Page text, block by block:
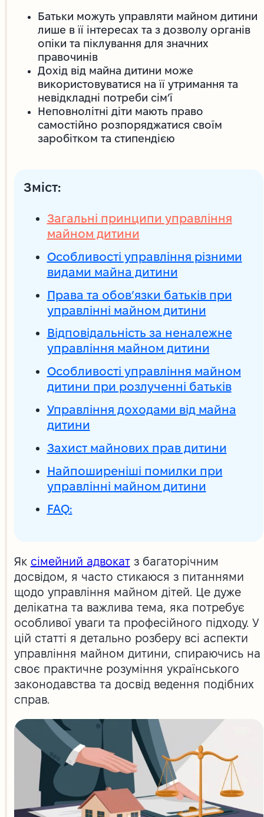
Батьки можуть управляти майном дитини
лише в її інтересах та з дозволу органів
опіки та піклування для значних
правочинів
Дохід від майна дитини може
використовуватися на її утримання та
невідкладні потреби сім’ї
Неповнолітні діти мають право
самостійно розпоряджатися своїм
заробітком та стипендією
Зміст:
Загальні принципи управління
майном дитини
Особливості управління різними
видами майна дитини
Права та обов’язки батьків при
управлінні майном дитини
Відповідальність за неналежне
управління майном дитини
Особливості управління майном
дитини при розлученні батьків
Управління доходами від майна
дитини
Захист майнових прав дитини
Найпоширеніші помилки при
управлінні майном дитини
FAQ:
Як сімейний адвокатз багаторічним
досвідом, я часто стикаюся з питаннями
щодо управління майном дітей. Це дуже
делікатна та важлива тема, яка потребує
особливої уваги та професійного підходу. У
цій статті я детально розберу всі аспекти
управління майном дитини, спираючись на
своє практичне розуміння українського
законодавства та досвід ведення подібних
справ.